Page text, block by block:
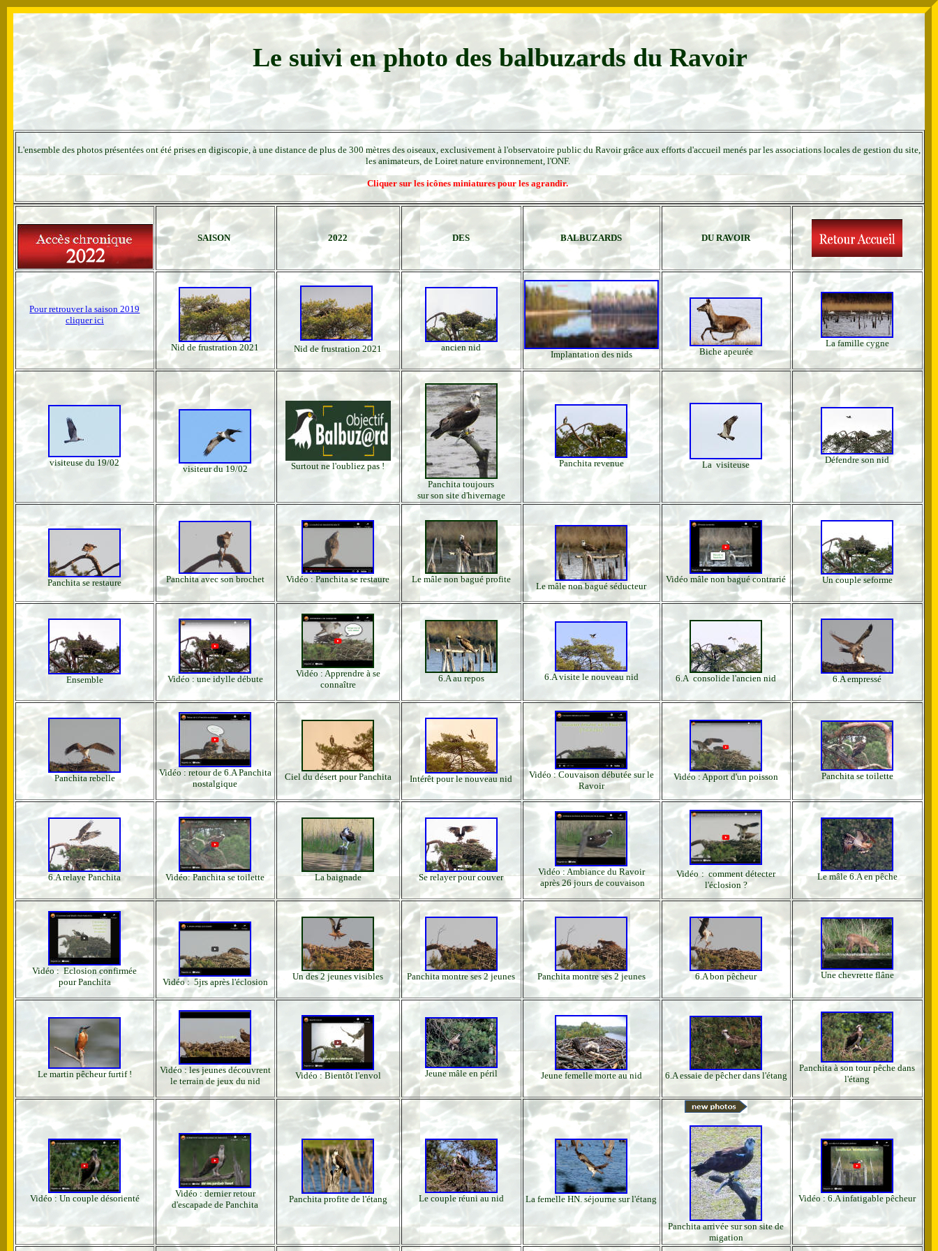
Le suivi en photo des balbuzards du Ravoir
L'ensemble des photos présentées ont été prises en digiscopie, à une distance de plus de 300 mètres des oiseaux, exclusivement à l'observatoire public du Ravoir grâce aux efforts d'accueil menés par les associations locales de gestion du site,
les animateurs, de Loiret nature environnement, l'ONF.
Cliquer sur les icônes miniatures pour les agrandir.
SAISON 2022 DES BALBUZARDS DU RAVOIR
Pour retrouver la saison 2019
cliquer ici
Nid de frustration 2021 Nid de frustration 2021 ancien nid
Implantation des nids Biche apeurée
La famille cygne
visiteuse du 19/02
visiteur du 19/02
Surtout ne l'oubliez pas !
Panchita toujours
sur son site d'hivernage
Panchita revenue La visiteuse Défendre son nid
Panchita se restaure Panchita avec son brochet Vidéo : Panchita se restaure Le mâle non bagué profite
Le mâle non bagué séducteur
Vidéo mâle non bagué contrarié Un couple seforme
Ensemble Vidéo : une idylle débute
Vidéo : Apprendre à se
connaître
6.A au repos 6.A visite le nouveau nid 6.A consolide l'ancien nid 6.A empressé
Panchita rebelle
Vidéo : retour de 6.A Panchita
nostalgique
Ciel du désert pour Panchita Intérêt pour le nouveau nid
Vidéo : Couvaison débutée sur le
Ravoir
Vidéo : Apport d'un poisson Panchita se toilette
6.A relaye Panchita Vidéo: Panchita se toilette La baignade Se relayer pour couver
Vidéo : Ambiance du Ravoir
après 26 jours de couvaison
Vidéo : comment détecter
l'éclosion ?
Le mâle 6.A en pêche
Vidéo : Eclosion confirmée
pour Panchita
Vidéo : 5jrs après l'éclosion
Un des 2 jeunes visibles Panchita montre ses 2 jeunes Panchita montre ses 2 jeunes 6.A bon pêcheur Une chevrette flâne
Le martin pêcheur furtif !
Vidéo : les jeunes découvrent
le terrain de jeux du nid
Vidéo : Bientôt l'envol Jeune mâle en péril Jeune femelle morte au nid 6.A essaie de pêcher dans l'étang
Panchita à son tour pêche dans
l'étang
Vidéo : Un couple désorienté
Vidéo : dernier retour
d'escapade de Panchita
Panchita profite de l'étang Le couple réuni au nid La femelle HN. séjourne sur l'étang
Panchita arrivée sur son site de
migation
Vidéo : 6.A infatigable pêcheur